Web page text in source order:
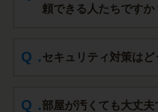
頼できる人たちですか
セキュリティ対策はど
部屋が汚くても大丈夫